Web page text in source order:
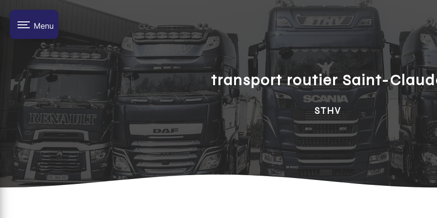
Menu
transport routier Saint-
STHV
Panneau de gestion des cookies